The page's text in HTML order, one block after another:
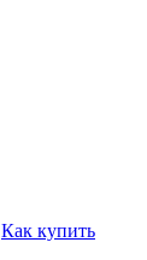
Как купить